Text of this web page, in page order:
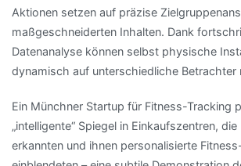
Aktionen setzen auf präzise
maßgeschneiderten Inhalten. Dank
Datenanalyse können selbst physische
dynamisch auf unterschiedliche Betrachter
Ein Münchner Startup für Fitness-Tracking
„intelligente“ Spiegel in Einkaufszentren,
erkannten und ihnen personalisierte